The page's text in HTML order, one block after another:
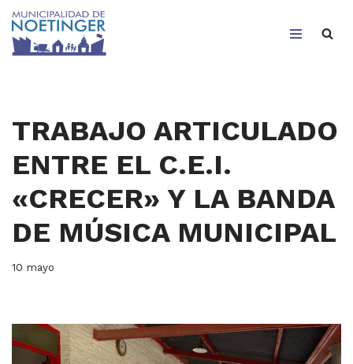
Saltar
TRABAJO ARTICULADO
ENTRE EL C.E.I.
«CRECER» Y LA BANDA
DE MÚSICA MUNICIPAL
10 mayo